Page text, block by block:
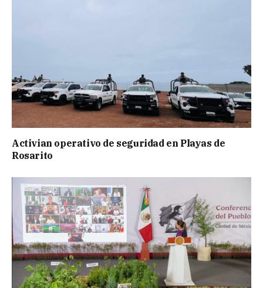
Activian operativo de seguridad en Playas de
Rosarito